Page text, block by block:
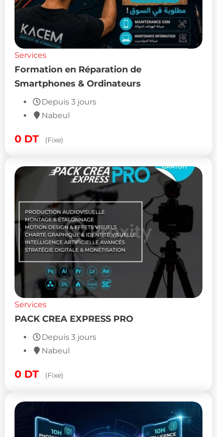
Services
Formation en Réparation de
Smartphones & Ordinateurs
Depuis 3 jours
Nabeul
0 DT (Fixe)
Services
PACK CREA EXPRESS PRO
Depuis 3 jours
Nabeul
0 DT (Fixe)